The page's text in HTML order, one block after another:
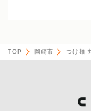
TOP 岡崎市 つけ麺